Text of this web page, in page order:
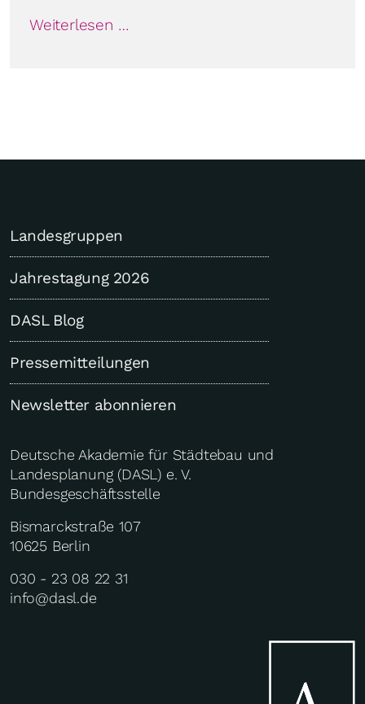
Weiterlesen …
Landesgruppen
Jahrestagung 2026
DASL Blog
Pressemitteilungen
Newsletter abonnieren
Deutsche Akademie für Städtebau und
Landesplanung (DASL) e. V.
Bundesgeschäftsstelle
Bismarckstraße 107
10625 Berlin
030 - 23 08 22 31
info@dasl.de